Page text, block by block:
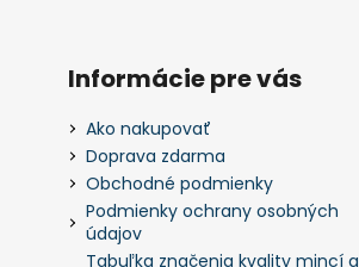
Informácie pre vás
Ako nakupovať
Doprava zdarma
Obchodné podmienky
Podmienky ochrany osobných
údajov
Tabuľka značenia kvality mincí a